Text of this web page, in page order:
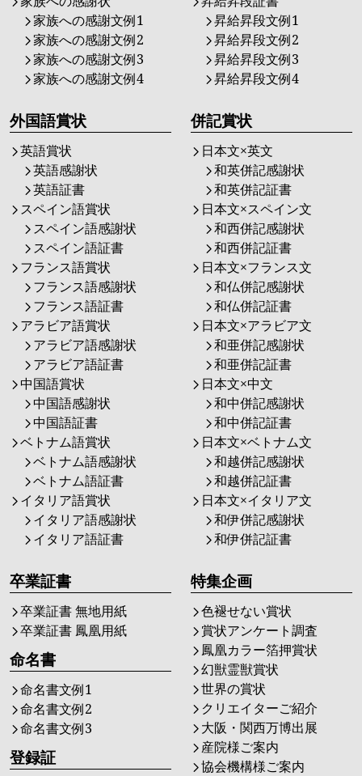
家族への感謝文例1
家族への感謝文例2
家族への感謝文例3
家族への感謝文例4
昇給昇段文例1
昇給昇段文例2
昇給昇段文例3
昇給昇段文例4
外国語賞状
英語賞状
英語感謝状
英語証書
スペイン語賞状
スペイン語感謝状
スペイン語証書
フランス語賞状
フランス語感謝状
フランス語証書
アラビア語賞状
アラビア語感謝状
アラビア語証書
中国語賞状
中国語感謝状
中国語証書
ベトナム語賞状
ベトナム語感謝状
ベトナム語証書
イタリア語賞状
イタリア語感謝状
イタリア語証書
併記賞状
日本文×英文
和英併記感謝状
和英併記証書
日本文×スペイン文
和西併記感謝状
和西併記証書
日本文×フランス文
和仏併記感謝状
和仏併記証書
日本文×アラビア文
和亜併記感謝状
和亜併記証書
日本文×中文
和中併記感謝状
和中併記証書
日本文×ベトナム文
和越併記感謝状
和越併記証書
日本文×イタリア文
和伊併記感謝状
和伊併記証書
卒業証書
卒業証書 無地用紙
卒業証書 鳳凰用紙
命名書
命名書文例1
命名書文例2
命名書文例3
登録証
特集企画
色褪せない賞状
賞状アンケート調査
鳳凰カラー箔押賞状
幻獣霊獣賞状
世界の賞状
クリエイターご紹介
大阪・関西万博出展
産院様ご案内
協会機構様ご案内